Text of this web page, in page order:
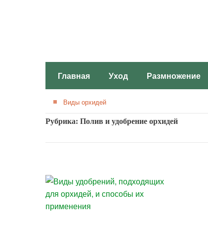
Главная Уход Размножение
Виды орхидей
Рубрика: Полив и удобрение орхидей